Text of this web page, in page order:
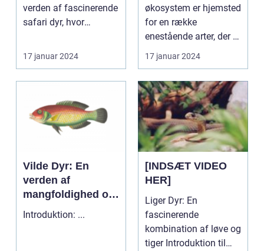
verden af fascinerende
safari dyr, hvor
vilde natur...
17 januar 2024
dyreentusiaster og
naturforskere i
økosystem er hjemsted
for en række
enestående arter, der er
tilpasset de særlige f...
17 januar 2024
Vilde Dyr: En
verden af
mangfoldighed og
skønhed
Introduktion: ...
[INDSÆT VIDEO
HER]
Liger Dyr: En
fascinerende
kombination af løve og
tiger Introduktion til